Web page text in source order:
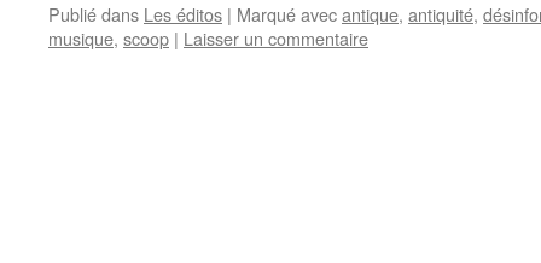
Publié dans Les éditos | Marqué avecantique, antiquité,
musique, scoop | Laisser un commentaire